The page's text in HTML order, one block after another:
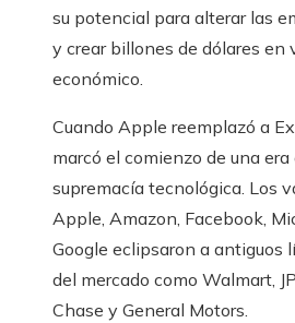
su potencial para alterar las
y crear billones de dólares en
económico.
Cuando Apple reemplazó a
marcó el comienzo de una era
supremacía tecnológica. Los
Apple, Amazon, Facebook,
Google eclipsaron a antiguos
del mercado como Walmart,
Chase y General Motors.